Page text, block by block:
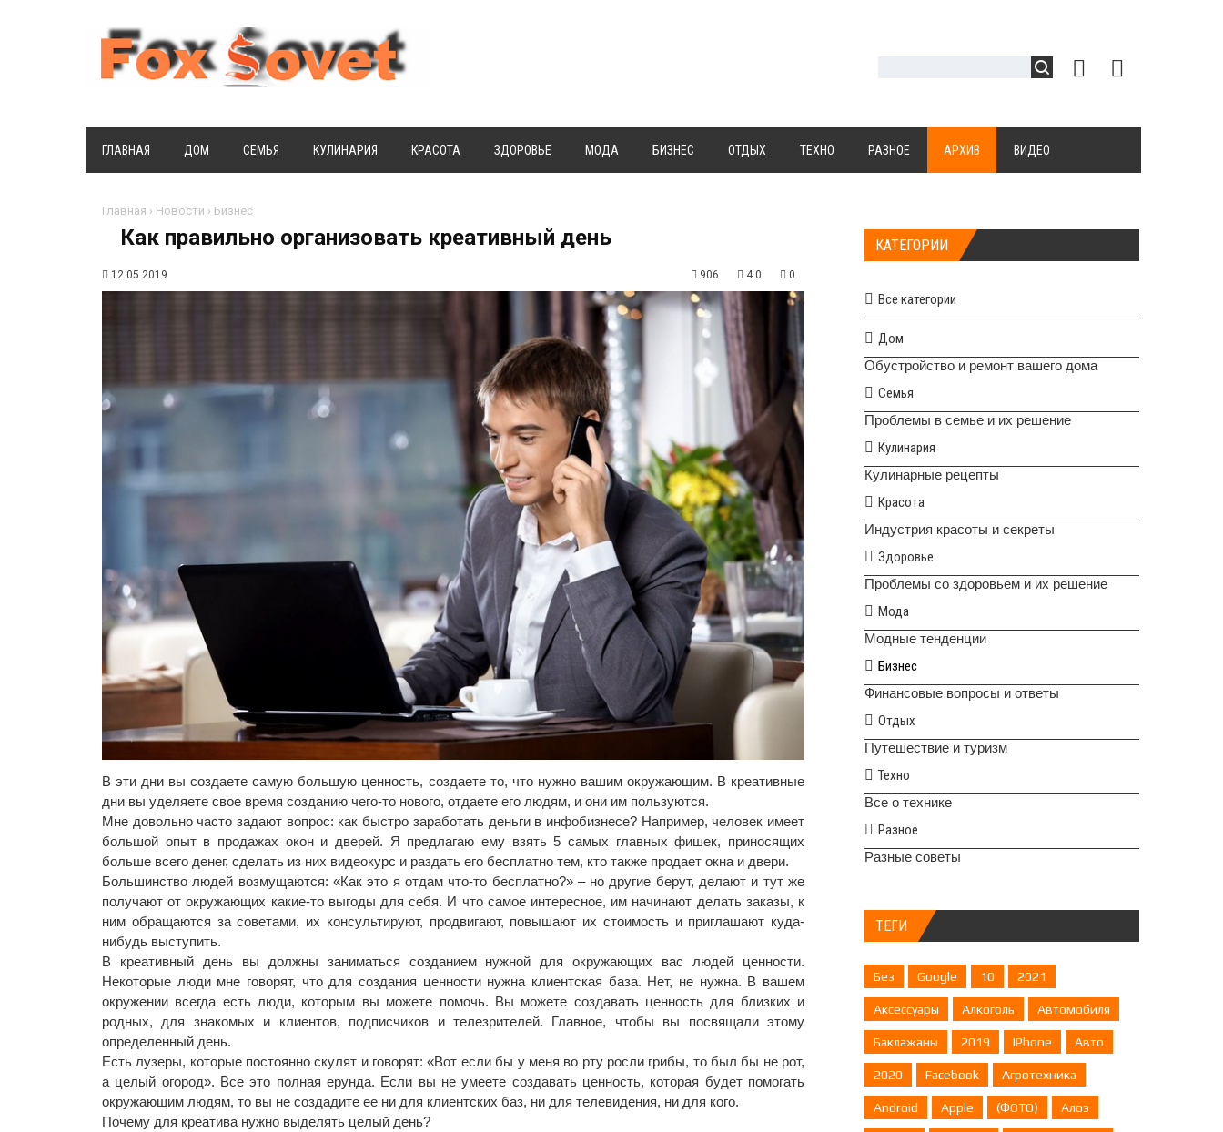
ГЛАВНАЯ ДОМ СЕМЬЯ КУЛИНАРИЯ КРАСОТА ЗДОРОВЬЕ МОДА БИЗНЕС ОТДЫХ ТЕХНО РАЗНОЕ АРХИВ ВИДЕО
Главная › Новости › Бизнес
Как правильно организовать креативный день
12.05.2019 906 4.0 0
В эти дни вы создаете самую большую ценность, создаете то, что нужно вашим окружающим. В креативные
дни вы уделяете свое время созданию чего-то нового, отдаете его людям, и они им пользуются.
Мне довольно часто задают вопрос: как быстро заработать деньги в инфобизнесе? Например, человек имеет
большой опыт в продажах окон и дверей. Я предлагаю ему взять 5 самых главных фишек, приносящих
больше всего денег, сделать из них видеокурс и раздать его бесплатно тем, кто также продает окна и двери.
Большинство людей возмущаются: «Как это я отдам что-то бесплатно?» – но другие берут, делают и тут же
получают от окружающих какие-то выгоды для себя. И что самое интересное, им начинают делать заказы, к
ним обращаются за советами, их консультируют, продвигают, повышают их стоимость и приглашают куда-
нибудь выступить.
В креативный день вы должны заниматься созданием нужной для окружающих вас людей ценности.
Некоторые люди мне говорят, что для создания ценности нужна клиентская база. Нет, не нужна. В вашем
окружении всегда есть люди, которым вы можете помочь. Вы можете создавать ценность для близких и
родных, для знакомых и клиентов, подписчиков и телезрителей. Главное, чтобы вы посвящали этому
определенный день.
Есть лузеры, которые постоянно скулят и говорят: «Вот если бы у меня во рту росли грибы, то был бы не рот,
а целый огород». Все это полная ерунда. Если вы не умеете создавать ценность, которая будет помогать
окружающим людям, то вы не создадите ее ни для клиентских баз, ни для телевидения, ни для кого.
Почему для креатива нужно выделять целый день?
КАТЕГОРИИ
Все категории
Дом
Обустройство и ремонт вашего дома
Семья
Проблемы в семье и их решение
Кулинария
Кулинарные рецепты
Красота
Индустрия красоты и секреты
Здоровье
Проблемы со здоровьем и их решение
Мода
Модные тенденции
Бизнес
Финансовые вопросы и ответы
Отдых
Путешествие и туризм
Техно
Все о технике
Разное
Разные советы
ТЕГИ
Без Google 10 2021
Аксессуары Алкоголь Автомобиля
Баклажаны 2019 IPhone Авто
2020 Facebook Агротехника
Android Apple (ФОТО) Алоэ